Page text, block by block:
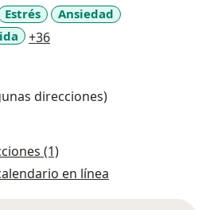
Estrés
Ansiedad
+36a11y_sr_more_diseases
direcciones)
(1)
en línea